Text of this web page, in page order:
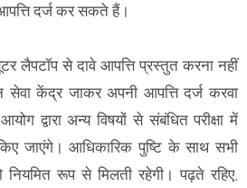
दर्ज कर सकते हैं।
लैपटॉप से दावे आपत्ति प्रस्तुत करना नहीं
केंद्र जाकर अपनी आपत्ति दर्ज करवा
द्वारा अन्य विषयों से संबंधित परीक्षा में
जाएंगे। आधिकारिक पुष्टि के साथ सभी
रूप से मिलती रहेगी। पढ़ते रहिए,